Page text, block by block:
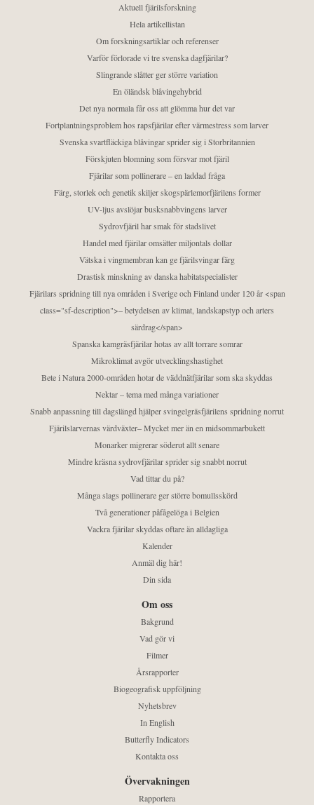
Aktuell fjärilsforskning
Hela artikellistan
Om forskningsartiklar och referenser
Varför förlorade vi tre svenska dagfjärilar?
Slingrande slåtter ger större variation
En öländsk blåvingehybrid
Det nya normala får oss att glömma hur det var
Fortplantningsproblem hos rapsfjärilar efter värmestress som larver
Svenska svartfläckiga blåvingar sprider sig i Storbritannien
Förskjuten blomning som försvar mot fjäril
Fjärilar som pollinerare – en laddad fråga
Färg, storlek och genetik skiljer skogspärlemorfjärilens former
UV-ljus avslöjar busksnabbvingens larver
Sydrovfjäril har smak för stadslivet
Handel med fjärilar omsätter miljontals dollar
Vätska i vingmembran kan ge fjärilsvingar färg
Drastisk minskning av danska habitatspecialister
Fjärilars spridning till nya områden i Sverige och Finland under 120 år <span
class="sf-description">– betydelsen av klimat, landskapstyp och arters
särdrag</span>
Spanska kamgräsfjärilar hotas av allt torrare somrar
Mikroklimat avgör utvecklingshastighet
Bete i Natura 2000-områden hotar de väddnätfjärilar som ska skyddas
Nektar – tema med många variationer
Snabb anpassning till dagslängd hjälper svingelgräsfjärilens spridning norrut
Fjärilslarvernas värdväxter– Mycket mer än en midsommarbukett
Monarker migrerar söderut allt senare
Mindre kräsna sydrovfjärilar sprider sig snabbt norrut
Vad tittar du på?
Många slags pollinerare ger större bomullsskörd
Två generationer påfågelöga i Belgien
Vackra fjärilar skyddas oftare än alldagliga
Kalender
Anmäl dig här!
Din sida
Om oss
Bakgrund
Vad gör vi
Filmer
Årsrapporter
Biogeografisk uppföljning
Nyhetsbrev
In English
Butterfly Indicators
Kontakta oss
Övervakningen
Rapportera